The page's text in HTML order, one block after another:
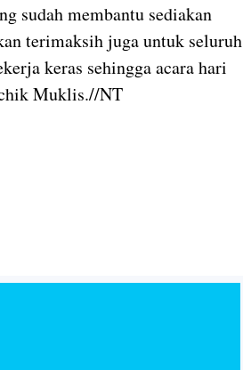
sudah membantu sediakan
terimaksih juga untuk seluruh
keras sehingga acara hari
Muklis.//NT